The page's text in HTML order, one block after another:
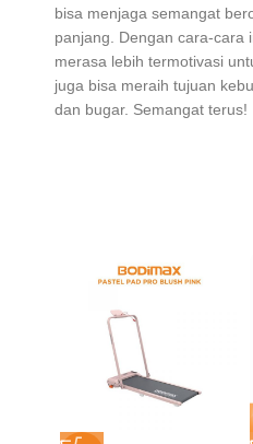
bisa menjaga semangat
panjang. Dengan cara-cara
merasa lebih termotivasi
juga bisa meraih tujuan
dan bugar. Semangat terus!